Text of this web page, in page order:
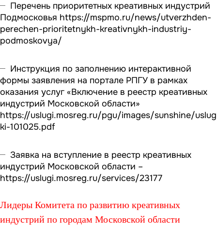
Перечень приоритетных креативных индустрий
Подмосковья https://mspmo.ru/news/utverzhden-
perechen-prioritetnykh-kreativnykh-industriy-
podmoskovya/
Инструкция по заполнению интерактивной
формы заявления на портале РПГУ в рамках
оказания услуг «Включение в реестр креативных
индустрий Московской области»
https://uslugi.mosreg.ru/pgu/images/sunshine/
ki-101025.pdf
Заявка на вступление в реестр креативных
индустрий Московской области –
https://uslugi.mosreg.ru/services/23177
Лидеры Комитета по развитию креативных
индустрий по городам Московской области